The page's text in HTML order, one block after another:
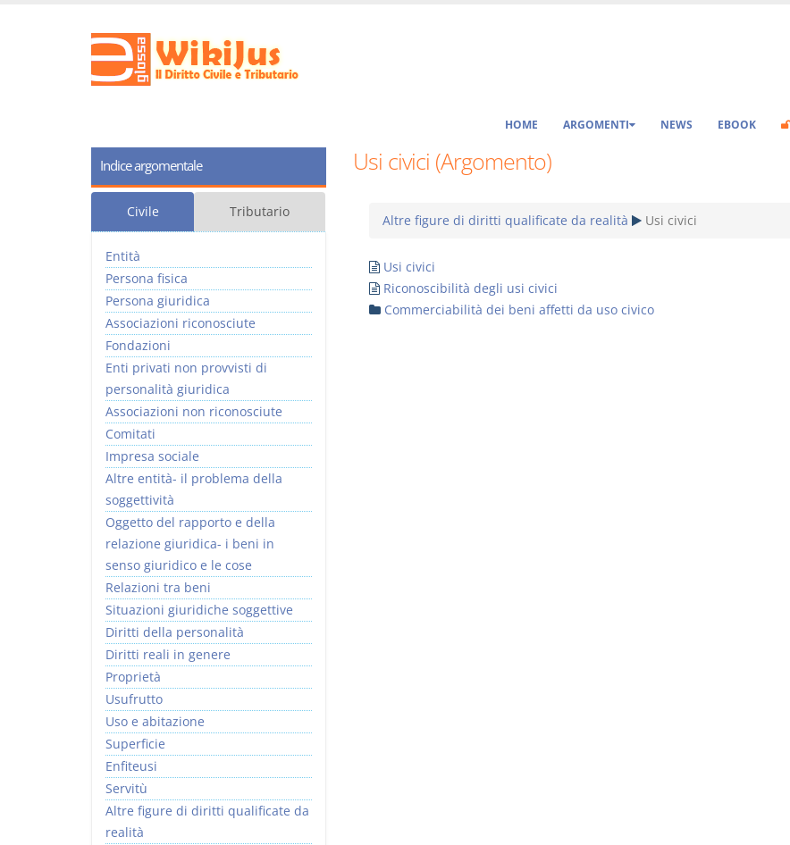
HOME ARGOMENTI NEWS EBOOK
Usi civici (Argomento)
Altre figure di diritti qualificate da realità Usi civici
Usi civici
Riconoscibilità degli usi civici
Commerciabilità dei beni affetti da uso civico
Indice argomentale
Civile Tributario
Entità
Persona fisica
Persona giuridica
Associazioni riconosciute
Fondazioni
Enti privati non provvisti di
personalità giuridica
Associazioni non riconosciute
Comitati
Impresa sociale
Altre entità- il problema della
soggettività
Oggetto del rapporto e della
relazione giuridica- i beni in
senso giuridico e le cose
Relazioni tra beni
Situazioni giuridiche soggettive
Diritti della personalità
Diritti reali in genere
Proprietà
Usufrutto
Uso e abitazione
Superficie
Enfiteusi
Servitù
Altre figure di diritti qualificate da
realità
relazione giuridica
Versione ebook€ 5,99
I Singoli Contratti
D. Minussi
(iva incl.)